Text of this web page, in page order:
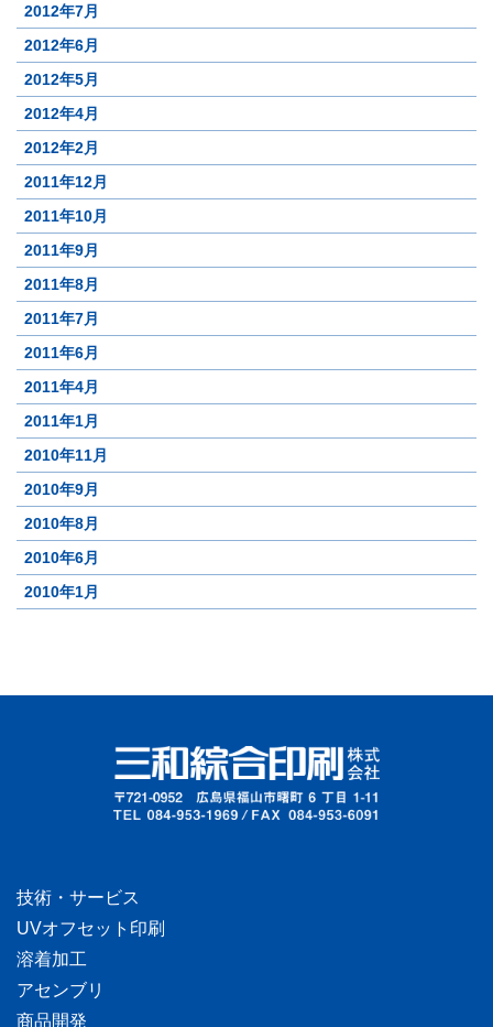
2012年7月
2012年6月
2012年5月
2012年4月
2012年2月
2011年12月
2011年10月
2011年9月
2011年8月
2011年7月
2011年6月
2011年4月
2011年1月
2010年11月
2010年9月
2010年8月
2010年6月
2010年1月
技術・サービス
UVオフセット印刷
溶着加工
アセンブリ
商品開発